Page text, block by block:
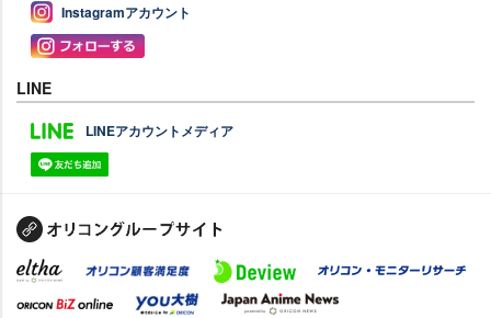
Instagramアカウント
LINE
LINEアカウントメディア